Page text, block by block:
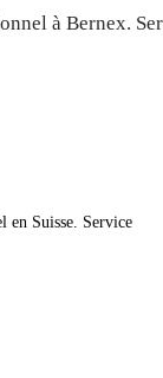
à Bernex.
en Suisse. Service